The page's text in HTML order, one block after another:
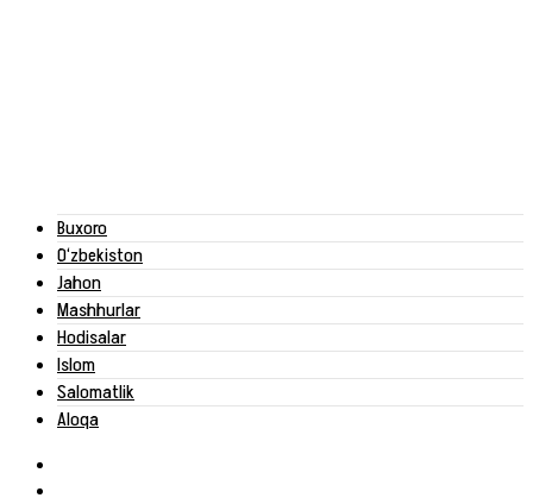
Buxoro
O‘zbekiston
Jahon
Mashhurlar
Hodisalar
Islom
Salomatlik
Aloqa